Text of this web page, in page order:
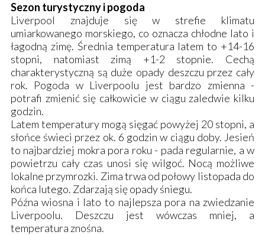
Sezon turystyczny i pogoda
Liverpool znajduje się w strefie klimatu
umiarkowanego morskiego, co oznacza chłodne lato i
łagodną zimę. Średnia temperatura latem to +14-16
stopni, natomiast zimą +1-2 stopnie. Cechą
charakterystyczną są duże opady deszczu przez cały
rok. Pogoda w Liverpoolu jest bardzo zmienna -
potrafi zmienić się całkowicie w ciągu zaledwie kilku
godzin.
Latem temperatury mogą sięgać powyżej 20 stopni, a
słońce świeci przez ok. 6 godzin w ciągu doby. Jesień
to najbardziej mokra pora roku - pada regularnie, a w
powietrzu cały czas unosi się wilgoć. Nocą możliwe
lokalne przymrozki. Zima trwa od połowy listopada do
końca lutego. Zdarzają się opady śniegu.
Późna wiosna i lato to najlepsza pora na zwiedzanie
Liverpoolu. Deszczu jest wówczas mniej, a
temperatura znośna.